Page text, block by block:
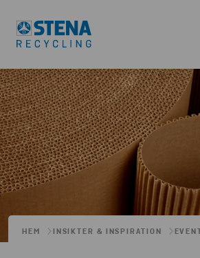
HEM INSIKTER & INSPIRATION EVENT